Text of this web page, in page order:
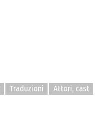
Traduzioni
Attori, cast